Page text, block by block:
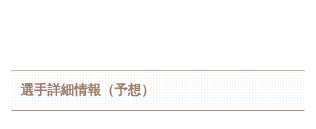
選手詳細情報（予想）